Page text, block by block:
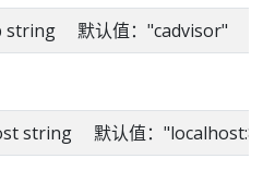
string 默认值："cadvisor"
string 默认值：